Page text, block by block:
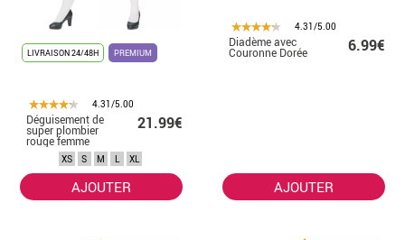
LIVRAISON 24/48H PREMIUM
4.31/5.00
Déguisement de
super plombier
rouge femme
21.99€
XS S M L XL
AJOUTER
4.31/5.00
Diadème avec
Couronne Dorée 6.99€
AJOUTER